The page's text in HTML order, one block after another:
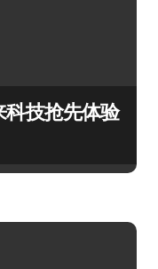
科技抢先体验